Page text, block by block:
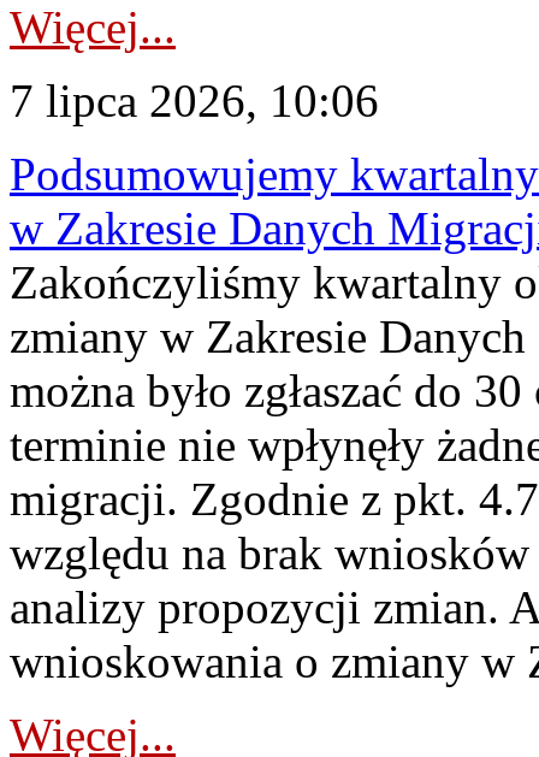
Więcej...
7 lipca 2026, 10:06
Podsumowujemy
w Zakresie Danych
Zakończyliśmy kwartalny
zmiany w Zakresie
można było zgłaszać do
terminie nie wpłynęły
migracji. Zgodnie z pkt.
względu na brak
analizy propozycji zmian.
wnioskowania o zmiany w
Więcej...